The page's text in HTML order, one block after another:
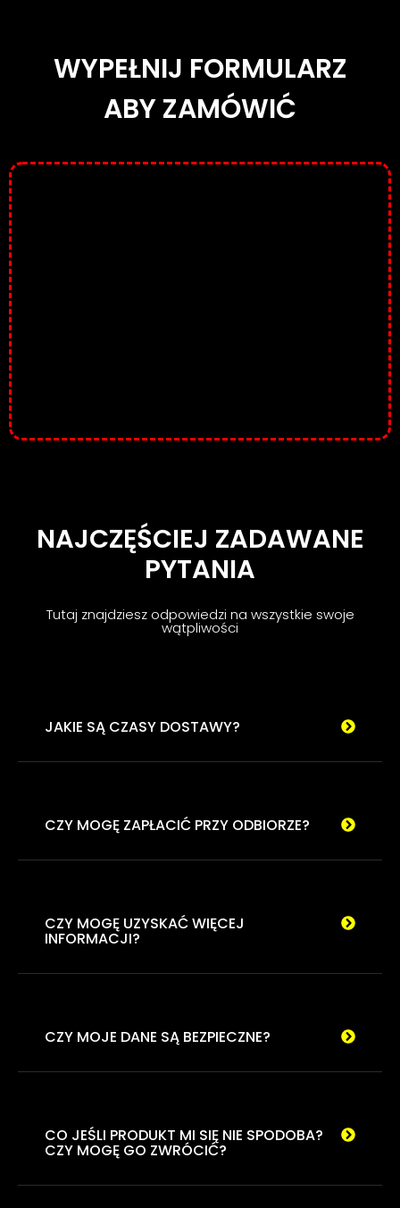
WYPEŁNIJ FORMULARZ
ABY ZAMÓWIĆ
NAJCZĘŚCIEJ ZADAWANE
PYTANIA
Tutaj znajdziesz odpowiedzi na wszystkie swoje
wątpliwości
JAKIE SĄ CZASY DOSTAWY?
CZY MOGĘ ZAPŁACIĆ PRZY ODBIORZE?
CZY MOGĘ UZYSKAĆ WIĘCEJ
INFORMACJI?
CZY MOJE DANE SĄ BEZPIECZNE?
CO JEŚLI PRODUKT MI SIĘ NIE SPODOBA?
CZY MOGĘ GO ZWRÓCIĆ?